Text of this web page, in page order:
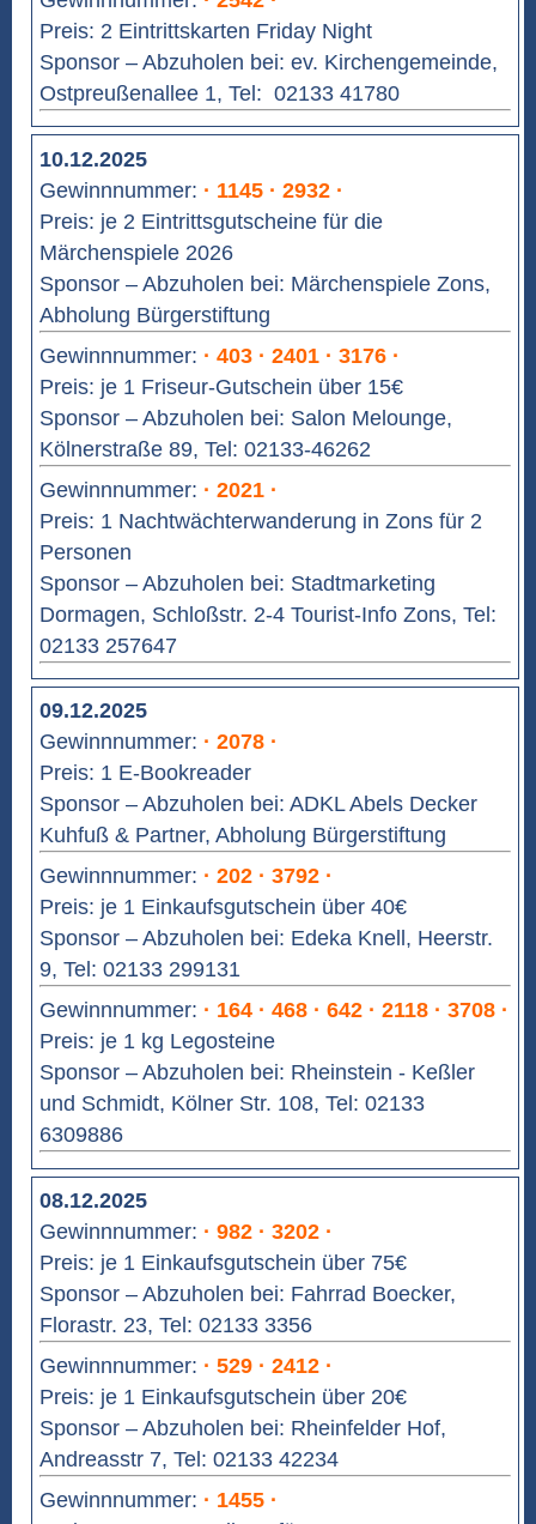
Preis: 2 Eintrittskarten Friday Night
Sponsor – Abzuholen bei: ev. Kirchengemeinde,
Ostpreußenallee 1, Tel: 02133 41780
10.12.2025
Gewinnnummer: · 1145 · 2932 ·
Preis: je 2 Eintrittsgutscheine für die
Märchenspiele 2026
Sponsor – Abzuholen bei: Märchenspiele Zons,
Abholung Bürgerstiftung
Gewinnnummer: · 403 · 2401 · 3176 ·
Preis: je 1 Friseur-Gutschein über 15€
Sponsor – Abzuholen bei: Salon Melounge,
Kölnerstraße 89, Tel: 02133-46262
Gewinnnummer: · 2021 ·
Preis: 1 Nachtwächterwanderung in Zons für 2
Personen
Sponsor – Abzuholen bei: Stadtmarketing
Dormagen, Schloßstr. 2-4 Tourist-Info Zons, Tel:
02133 257647
09.12.2025
Gewinnnummer: · 2078 ·
Preis: 1 E-Bookreader
Sponsor – Abzuholen bei: ADKL Abels Decker
Kuhfuß & Partner, Abholung Bürgerstiftung
Gewinnnummer: · 202 · 3792 ·
Preis: je 1 Einkaufsgutschein über 40€
Sponsor – Abzuholen bei: Edeka Knell, Heerstr.
9, Tel: 02133 299131
Gewinnnummer: · 164 · 468 · 642 · 2118 · 3708 ·
Preis: je 1 kg Legosteine
Sponsor – Abzuholen bei: Rheinstein - Keßler
und Schmidt, Kölner Str. 108, Tel: 02133
6309886
08.12.2025
Gewinnnummer: · 982 · 3202 ·
Preis: je 1 Einkaufsgutschein über 75€
Sponsor – Abzuholen bei: Fahrrad Boecker,
Florastr. 23, Tel: 02133 3356
Gewinnnummer: · 529 · 2412 ·
Preis: je 1 Einkaufsgutschein über 20€
Sponsor – Abzuholen bei: Rheinfelder Hof,
Andreasstr 7, Tel: 02133 42234
Gewinnnummer: · 1455 ·